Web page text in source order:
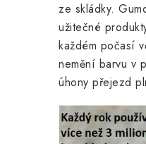
ze skládky.
užitečné
každém počasí
nemění barvu v
úhony přejezd